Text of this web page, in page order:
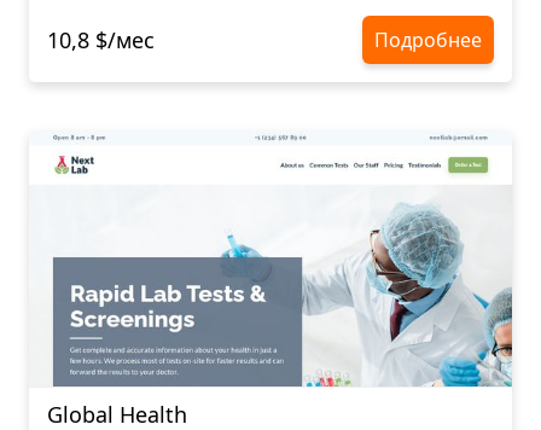
10,8 $/мес
Подробнее
Global Health